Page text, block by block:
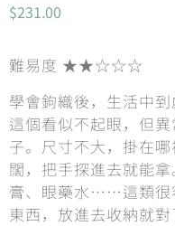
$231.00
難易度 ★★☆☆☆
學會鉤織後，生活中
這個看似不起眼，但
子。尺寸不大，掛在
闊，把手探進去就能
膏、眼藥水……這類很
東西，放進去收納就對